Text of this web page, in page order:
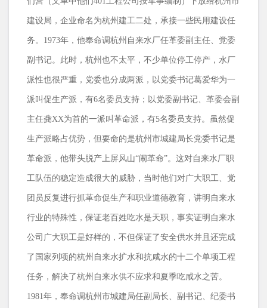
建设局，企业命名为杭州建工二处，承接一些民用建设任
务。 1973年，他奉命调杭州自来水厂任革委副主任、党委
副书记。此时，杭州也不太平，不少单位停工停产，水厂
派性也很严重，党委也分成两派，以党委书记葛爱华为一
派叫促生产派，有6名委员支持；以党委副书记、革委会副
主任龚XX为首的一派叫革命派，有5名委员支持。虽然促
生产派略占优势，但要命的是杭州市城建局长党委书记是
革命派，他带头脱产上屏风山“闹革命”。这对自来水厂职
工队伍的稳定造成很大的威胁，当时他们对广大职工、党
团员反复进行抓革命促生产和职业道德教育，讲明自来水
行业的特殊性，保证老百姓吃水是天职，事实证明自来水
公司广大职工是好样的，不但保证了安全供水并且还完成
了国家列项的杭州自来水扩水和抗咸水的十二个单项工程
任务，解决了杭州自来水供不应求和夏季吃咸水之苦。
1981年，奉命调杭州市城建局任副局长、副书记、纪委书